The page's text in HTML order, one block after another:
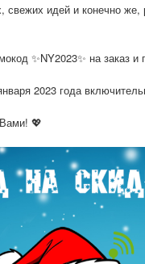
идей и конечно же,
✨NY2023✨ на заказ
2023 года
💖